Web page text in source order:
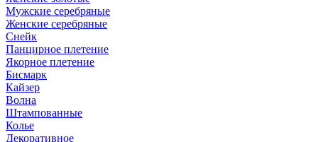
Мужские серебряные
Женские серебряные
Снейк
Панцирное плетение
Якорное плетение
Бисмарк
Кайзер
Волна
Штампованные
Колье
Декоративное